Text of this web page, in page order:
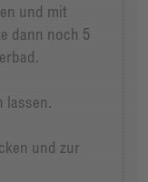
und mit
dann noch 5
lassen.
und zur